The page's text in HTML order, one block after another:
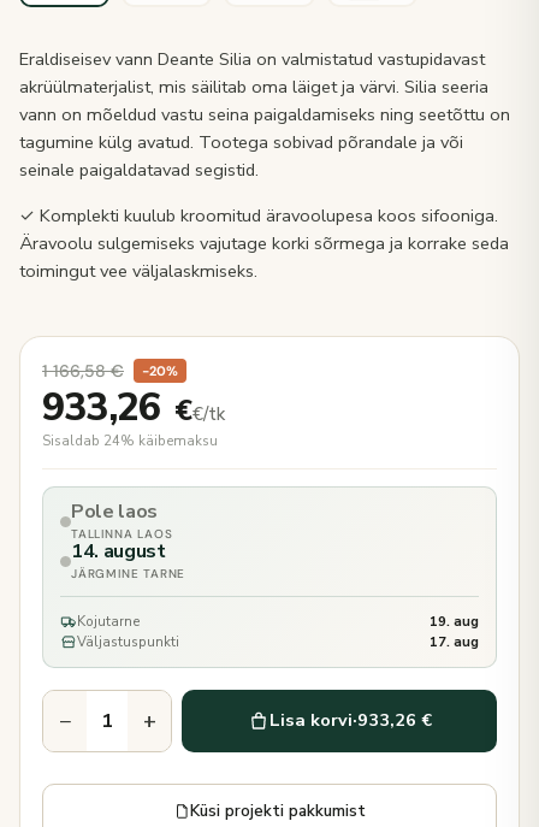
Eraldiseisev vann Deante Silia on valmistatud vastupidavast
akrüülmaterjalist, mis säilitab oma läiget ja värvi. Silia seeria
vann on mõeldud vastu seina paigaldamiseks ning seetõttu on
tagumine külg avatud. Tootega sobivad põrandale ja või
seinale paigaldatavad segistid.
✓ Komplekti kuulub kroomitud äravoolupesa koos sifooniga.
Äravoolu sulgemiseks vajutage korki sõrmega ja korrake seda
toimingut vee väljalaskmiseks.
1 166,58€ −20%
933,26 €€/tk
Sisaldab 24% käibemaksu
Pole laos
TALLINNA LAOS
14. august
JÄRGMINE TARNE
Kojutarne
19. aug
Väljastuspunkti
17. aug
− + Lisa korvi·933,26 €
Küsi projekti pakkumist